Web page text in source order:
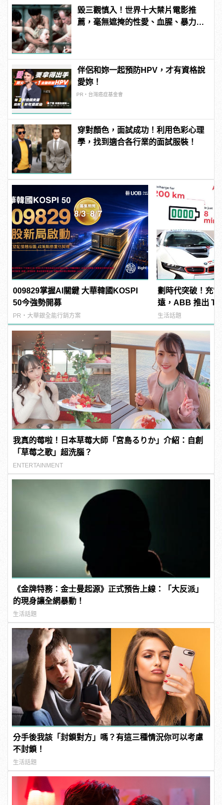
毀三觀慎入！世界十大禁片電影推
薦，毫無遮掩的性愛、血腥、暴力、
伴侶和妳一起預防HPV，才有資格說
愛妳！
PR・台灣癌症基金會
穿對顏色，面試成功！利用色彩心理
學，找到適合各行業的面試服裝！
009829掌握AI關鍵 大華韓國KOSPI
50今強勢開募
PR・大華銀全能行銷方案
劃時代突破！充
遠，ABB 推出
流高速充電系統
生活話題
我真的莓啦！日本草莓大師「宮島るりか」介紹：自創
「草莓之歌」超洗腦？
ENTERTAINMENT
《金牌特務：金士曼起源》正式預告上線：「大反派」
的現身讓全網暴動！
生活話題
分手後我該「封鎖對方」嗎？有這三種情況你可以考慮
不封鎖！
生活話題